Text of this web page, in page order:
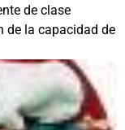
de clase
de la capacidad de